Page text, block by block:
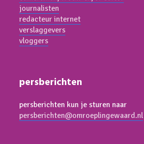
journalisten
redacteur internet
verslaggevers
vloggers
persberichten
persberichten kun je sturen naar
persberichten@omroeplingewaard.nl